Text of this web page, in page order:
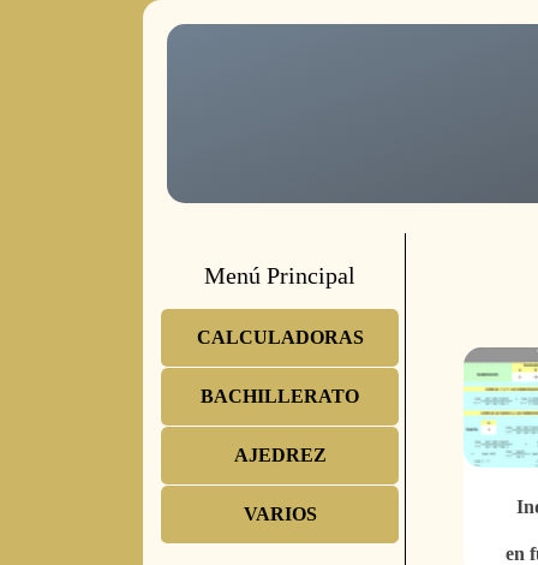
Menú Principal
CALCULADORAS
BACHILLERATO
AJEDREZ
VARIOS
en